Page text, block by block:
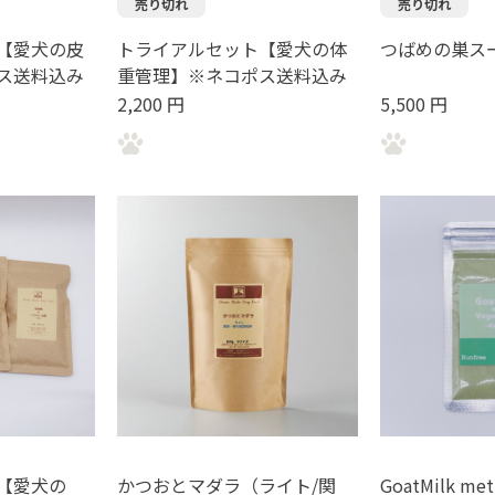
愛犬の皮
送料込み
売り切れ
トライアルセット【愛犬の体
重管理】※ネコポス送料込み
2,200 円
売り切れ
つばめの巣ス
5,500 円
愛犬の かつおとマダラ（ライト/関 GoatMilk